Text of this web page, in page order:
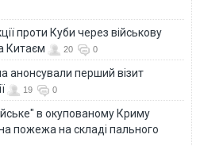
проти Куби через військову
Китаєм
20 0
анонсували перший візит
19 0
в окупованому Криму
пожежа на складі пального